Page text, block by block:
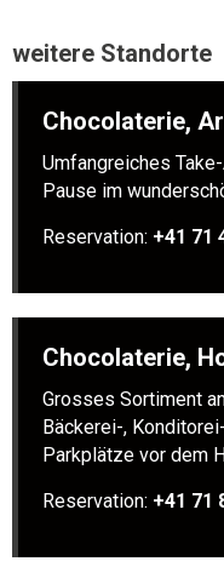
weitere Standorte
Chocolaterie,
Umfangreiches
Pause im
Reservation: +41 71
Chocolaterie,
Grosses Sortiment
Bäckerei-,
Parkplätze vor dem
Reservation: +41 71